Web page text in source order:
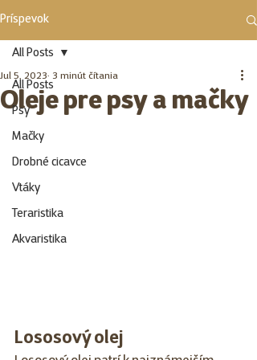
Príspevok
All Posts
Psy
Mačky
Drobné cicavce
Vtáky
Teraristika
Akvaristika
All Posts
Oleje pre psy a mačky
Jul 5, 2023 3 minút čítania
Lososový olej